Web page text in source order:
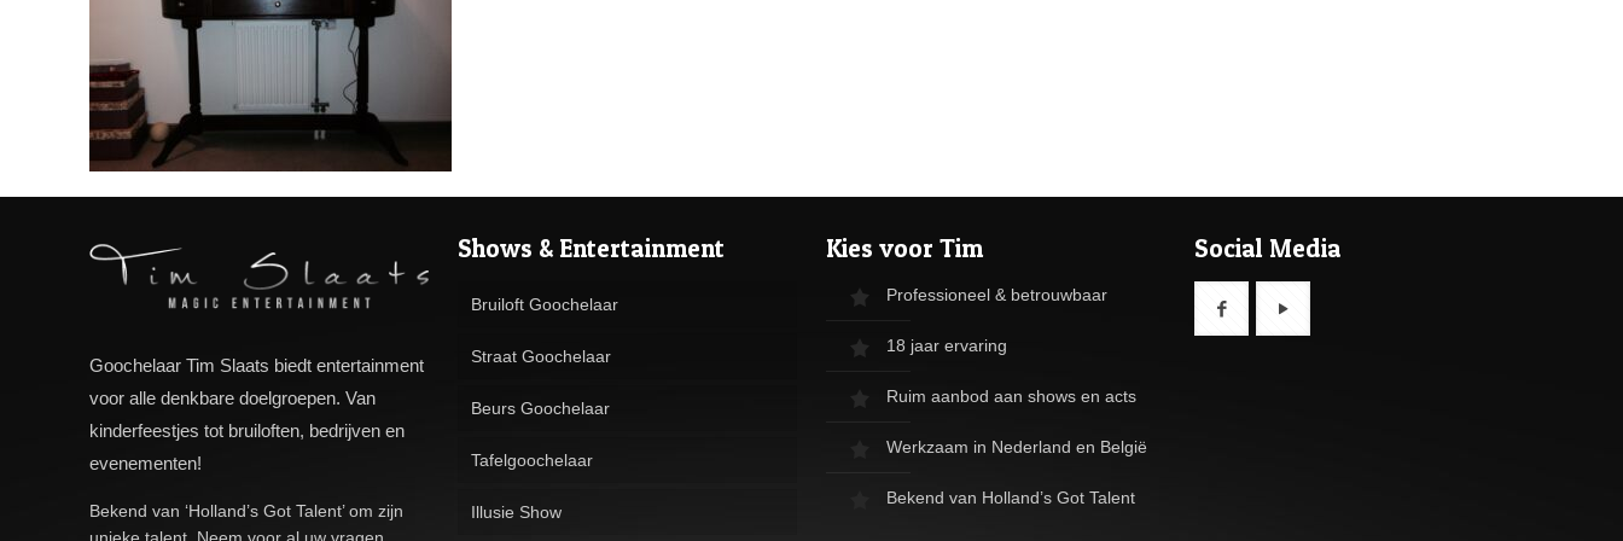
Goochelaar Tim Slaats biedt entertainment
voor alle denkbare doelgroepen. Van
kinderfeestjes tot bruiloften, bedrijven en
evenementen!
Bekend van ‘Holland’s Got Talent’ om zijn
Shows & Entertainment
Bruiloft Goochelaar
Straat Goochelaar
Beurs Goochelaar
Tafelgoochelaar
Illusie Show
Kies voor Tim
Professioneel & betrouwbaar
18 jaar ervaring
Ruim aanbod aan shows en acts
Werkzaam in Nederland en België
Bekend van Holland’s Got Talent
Social Media